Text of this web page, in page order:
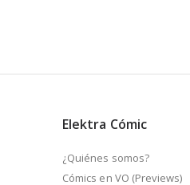
Elektra Cómic
¿Quiénes somos?
Cómics en VO (Previews)